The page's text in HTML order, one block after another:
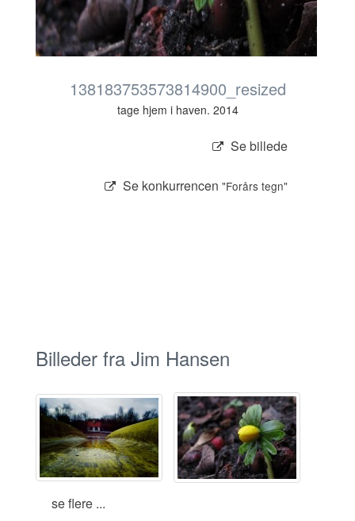
138183753573814900_resized
tage hjem i haven. 2014
Se billede
Se konkurrencen "Forårs tegn"
Billeder fra Jim Hansen
se flere ...